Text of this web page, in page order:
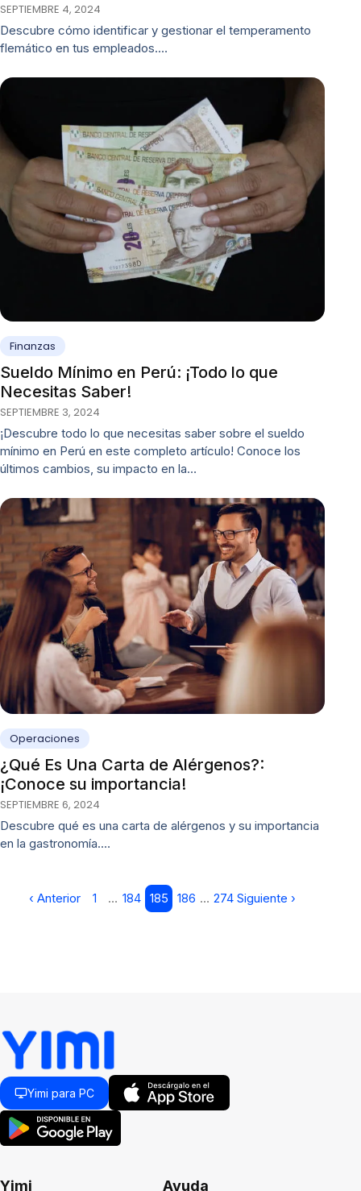
SEPTIEMBRE 4, 2024
Descubre cómo identificar y gestionar el temperamento
flemático en tus empleados.…
Finanzas
Sueldo Mínimo en Perú: ¡Todo lo que
Necesitas Saber!
SEPTIEMBRE 3, 2024
¡Descubre todo lo que necesitas saber sobre el sueldo
mínimo en Perú en este completo artículo! Conoce los
últimos cambios, su impacto en la…
Operaciones
¿Qué Es Una Carta de Alérgenos?:
¡Conoce su importancia!
SEPTIEMBRE 6, 2024
Descubre qué es una carta de alérgenos y su importancia
en la gastronomía.…
‹ Anterior 1 … 184 185 186 … 274 Siguiente ›
Yimi para PC
Yimi Ayuda